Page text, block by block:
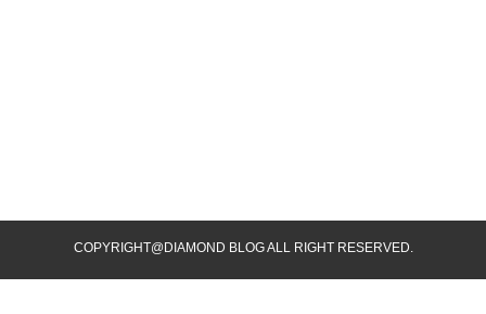
COPYRIGHT@DIAMOND BLOG ALL RIGHT RESERVED.